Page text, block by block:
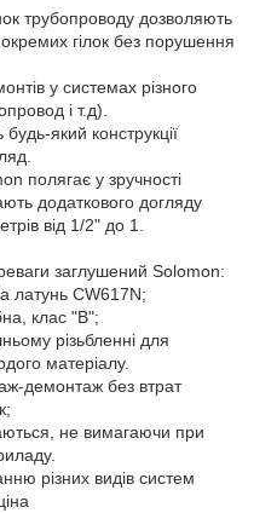
трубопроводу дозволяють
гілок без порушення
у системах різного
і т.д).
який конструкції
полягає у зручності
додаткового догляду
від 1/2" до 1.
заглушений Solomon:
латунь CW617N;
клас "В";
різьбленні для
матеріалу.
демонтаж без втрат
не вимагаючи при
різних видів систем